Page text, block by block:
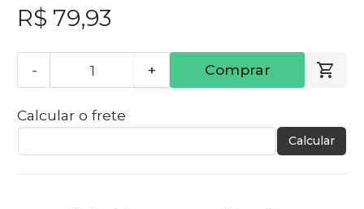
R$ 79,93
- + Comprar
Calcular o frete
Calcular